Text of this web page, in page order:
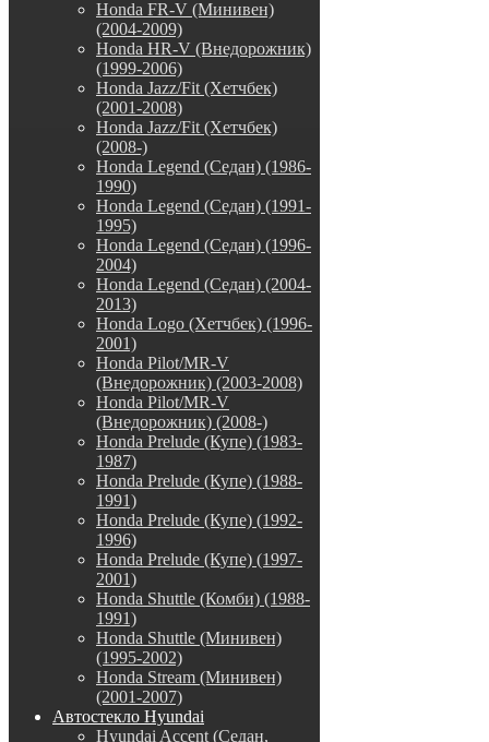
Honda FR-V (Минивен)
(2004-2009)
Honda HR-V (Внедорожник)
(1999-2006)
Honda Jazz/Fit (Хетчбек)
(2001-2008)
Honda Jazz/Fit (Хетчбек)
(2008-)
Honda Legend (Седан) (1986-
1990)
Honda Legend (Седан) (1991-
1995)
Honda Legend (Седан) (1996-
2004)
Honda Legend (Седан) (2004-
2013)
Honda Logo (Хетчбек) (1996-
2001)
Honda Pilot/MR-V
(Внедорожник) (2003-2008)
Honda Pilot/MR-V
(Внедорожник) (2008-)
Honda Prelude (Купе) (1983-
1987)
Honda Prelude (Купе) (1988-
1991)
Honda Prelude (Купе) (1992-
1996)
Honda Prelude (Купе) (1997-
2001)
Honda Shuttle (Комби) (1988-
1991)
Honda Shuttle (Минивен)
(1995-2002)
Honda Stream (Минивен)
(2001-2007)
Автостекло Hyundai
Hyundai Accent (Седан,